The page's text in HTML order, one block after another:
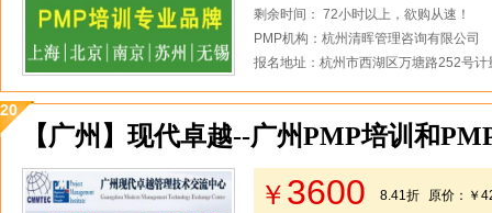
剩余时间： 72小时以上，欲购从速！
PMP机构：杭州清晖管理咨询有限公司
报名地址：杭州市西湖区万塘路252号
20
【广州】现代卓越--广州PMP培训和
￥ 3600 8.41折 原价： ￥